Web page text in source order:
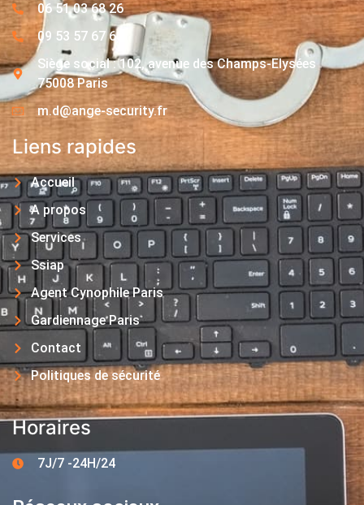
06 51 03 68 26
09 53 57 67 63
Siège social : 102, avenue des Champs-Elysées
75008 Paris
m.d@ange-security.fr
Liens rapides
Accueil
A propos
Services
Ssiap
Agent Cynophile Paris
Gardiennage Paris
Contact
Politiques de sécurité
Horaires
7J/7 -24H/24